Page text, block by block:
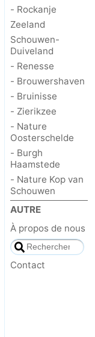
- Rockanje
Zeeland
Schouwen-
Duiveland
- Renesse
- Brouwershaven
- Bruinisse
- Zierikzee
- Nature
Oosterschelde
- Burgh
Haamstede
- Nature Kop van
Schouwen
AUTRE
À propos de nous
Contact